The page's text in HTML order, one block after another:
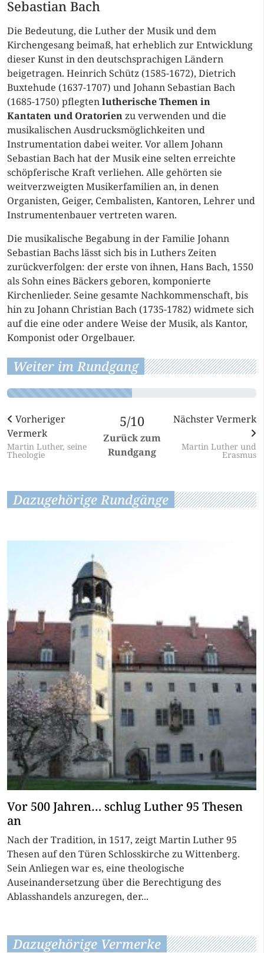
Sebastian Bach
Die Bedeutung, die Luther der Musik und dem
Kirchengesang beimaß, hat erheblich zur Entwicklung
dieser Kunst in den deutschsprachigen Ländern
beigetragen. Heinrich Schütz (1585-1672), Dietrich
Buxtehude (1637-1707) und Johann Sebastian Bach
(1685-1750) pflegtenlutherische Themen in
Kantaten und Oratorienzu verwenden und die
musikalischen Ausdrucksmöglichkeiten und
Instrumentation dabei weiter. Vor allem Johann
Sebastian Bach hat der Musik eine selten erreichte
schöpferische Kraft verliehen. Alle gehörten sie
weitverzweigten Musikerfamilien an, in denen
Organisten, Geiger, Cembalisten, Kantoren, Lehrer und
Instrumentenbauer vertreten waren.
Die musikalische Begabung in der Familie Johann
Sebastian Bachs lässt sich bis in Luthers Zeiten
zurückverfolgen: der erste von ihnen, Hans Bach, 1550
als Sohn eines Bäckers geboren, komponierte
Kirchenlieder. Seine gesamte Nachkommenschaft, bis
hin zu Johann Christian Bach (1735-1782) widmete sich
auf die eine oder andere Weise der Musik, als Kantor,
Komponist oder Orgelbauer.
Weiter im Rundgang
Vorheriger
Vermerk
Martin Luther, seine
Theologie
5/10
Zurück zum
Rundgang
Nächster Vermerk
Martin Luther und
Erasmus
Dazugehörige Rundgänge
Vor 500 Jahren… schlug Luther 95 Thesen
an
Nach der Tradition, in 1517, zeigt Martin Luther 95
Thesen auf den Türen Schlosskirche zu Wittenberg.
Sein Anliegen war es, eine theologische
Auseinandersetzung über die Berechtigung des
Ablasshandels anzuregen, der...
Dazugehörige Vermerke